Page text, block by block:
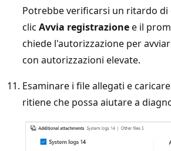
Potrebbe verificarsi un ritardo di
clic Avvia registrazionee il
chiede l'autorizzazione per
con autorizzazioni elevate.
Esaminare i file allegati e
ritiene che possa aiutare a